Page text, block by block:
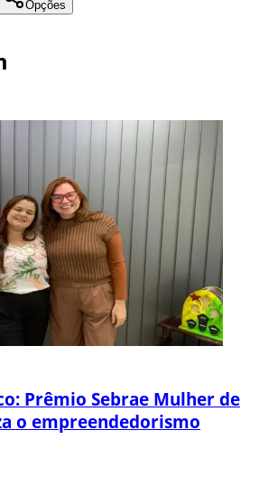
Opções
Prêmio Sebrae Mulher de
o empreendedorismo